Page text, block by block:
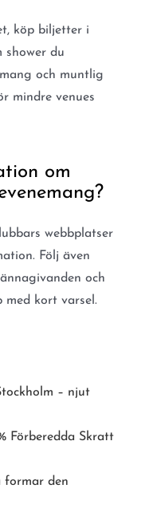
köp biljetter i
du
och muntlig
mindre venues
om
webbplatser
Följ även
och
med kort varsel.
– njut
Förberedda Skratt
formar den